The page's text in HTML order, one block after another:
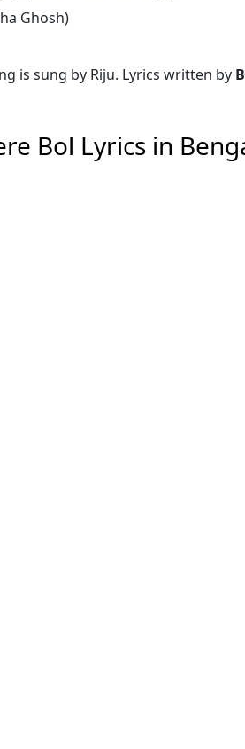
Ghosh)
is sung by Riju. Lyrics written by
Bol Lyrics in